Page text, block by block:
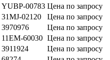
YUBP-00783 Цена по запросу
31MJ-02120
Цена по запросу
3970976
Цена по запросу
11EM-60030 Цена по запросу
3911924
Цена по запросу